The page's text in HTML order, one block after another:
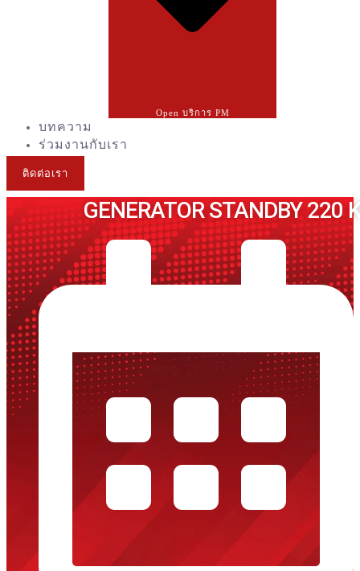
Open บริการ PM
บทความ
ร่วมงานกับเรา
ติดต่อเรา
GENERATOR STANDBY 220